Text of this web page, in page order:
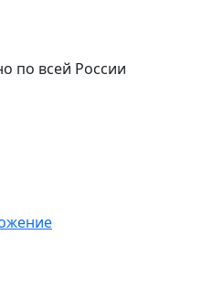
по всей России